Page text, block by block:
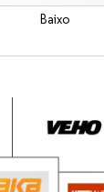
Baixo
O reuso requer